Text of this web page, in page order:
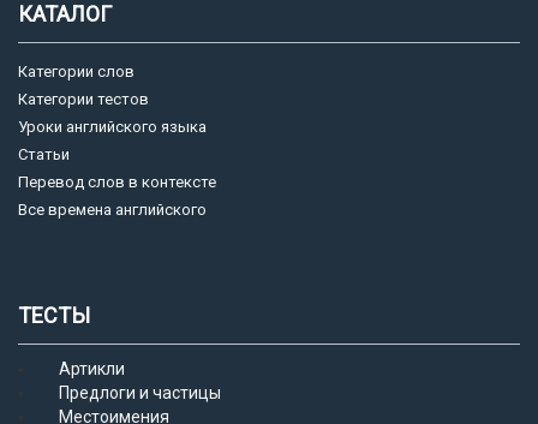
КАТАЛОГ
Категории слов
Категории тестов
Уроки английского языка
Статьи
Перевод слов в контексте
Все времена английского
ТЕСТЫ
Артикли
Предлоги и частицы
Местоимения